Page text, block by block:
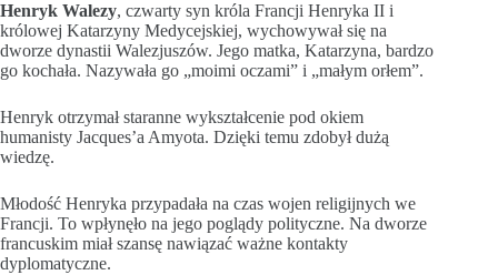
Henryk Walezy, czwarty syn króla Francji Henryka II i
królowej Katarzyny Medycejskiej, wychowywał się na
dworze dynastii Walezjuszów. Jego matka, Katarzyna, bardzo
go kochała. Nazywała go „moimi oczami” i „małym orłem”.
Henryk otrzymał staranne wykształcenie pod okiem
humanisty Jacques’a Amyota. Dzięki temu zdobył dużą
wiedzę.
Młodość Henryka przypadała na czas wojen religijnych we
Francji. To wpłynęło na jego poglądy polityczne. Na dworze
francuskim miał szansę nawiązać ważne kontakty
dyplomatyczne.